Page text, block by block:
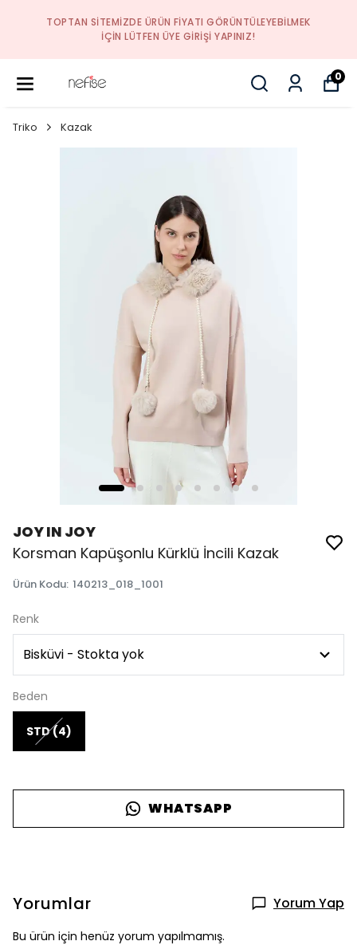
YENI SEZON ÜRÜNLER
0
Triko Kazak
JOY IN JOY
Korsman Kapüşonlu Kürklü İncili Kazak
Ürün Kodu: 140213_018_1001
Renk
Beden
STD (4)
WHATSAPP
Yorumlar Yorum Yap
Bu ürün için henüz yorum yapılmamış.